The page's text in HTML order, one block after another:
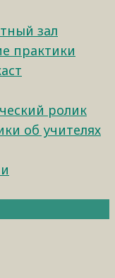
зал
практики
ролик
об учителях